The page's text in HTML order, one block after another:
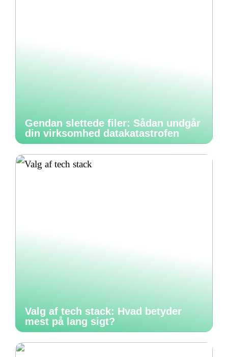
Gendan slettede filer: Sådan undgår
din virksomhed datakatastrofen
Valg af tech stack: Hvad betyder
mest på lang sigt?